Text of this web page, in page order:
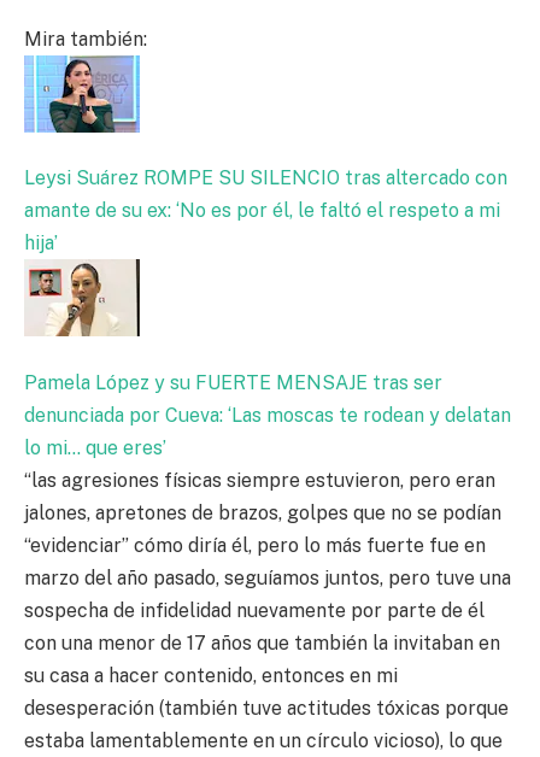
Mira también:
Leysi Suárez ROMPE SU SILENCIO tras altercado con
amante de su ex: ‘No es por él, le faltó el respeto a mi
hija’
Pamela López y su FUERTE MENSAJE tras ser
denunciada por Cueva: ‘Las moscas te rodean y delatan
lo mi… que eres’
“las agresiones físicas siempre estuvieron, pero eran
jalones, apretones de brazos, golpes que no se podían
“evidenciar” cómo diría él, pero lo más fuerte fue en
marzo del año pasado, seguíamos juntos, pero tuve una
sospecha de infidelidad nuevamente por parte de él
con una menor de 17 años que también la invitaban en
su casa a hacer contenido, entonces en mi
desesperación (también tuve actitudes tóxicas porque
estaba lamentablemente en un círculo vicioso), lo que